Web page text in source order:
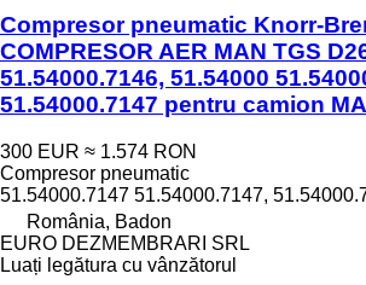
Compresor pneumatic Knorr-
COMPRESOR AER MAN TGS
51.54000.7146, 51.54000
51.54000.7147 pentru camion
300 EUR ≈ 1.574 RON
Compresor pneumatic
51.54000.7147 51.54000.7147,
România, Badon
EURO DEZMEMBRARI SRL
Luați legătura cu vânzătorul